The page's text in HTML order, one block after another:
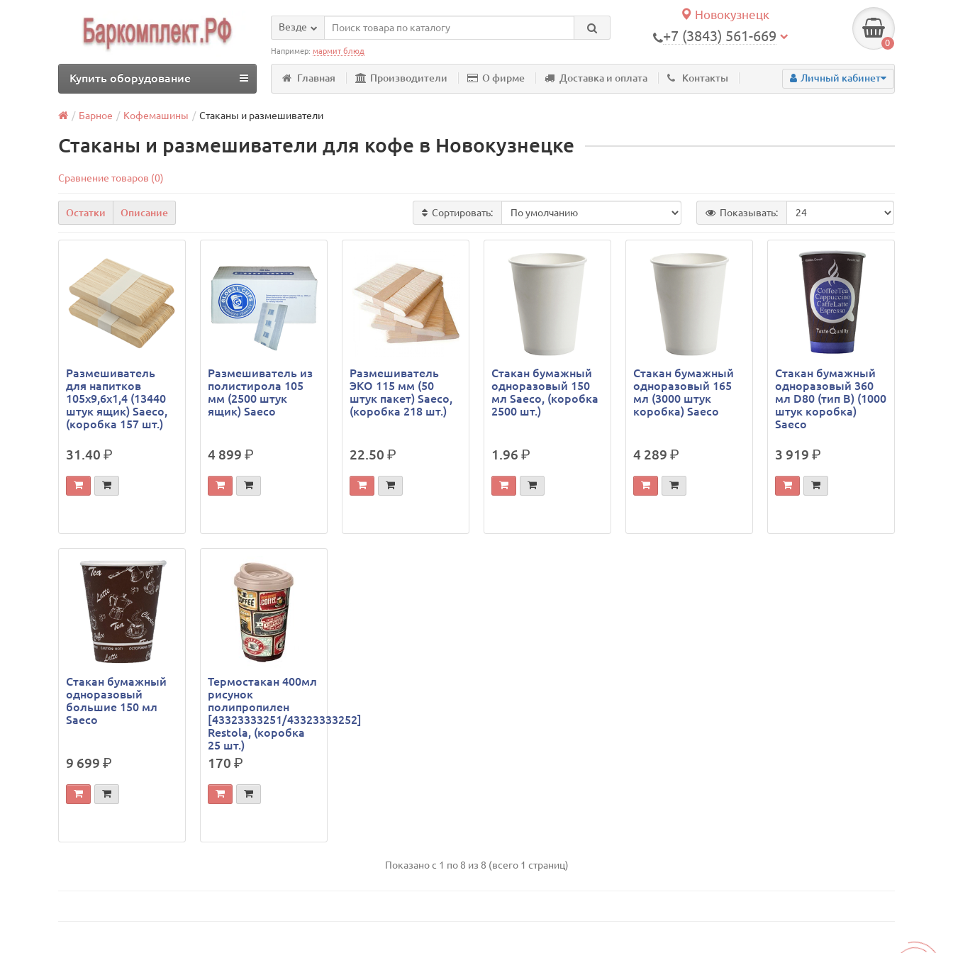
Новокузнецк
+7 (3843) 561-669 0
Везде
Например:мармит блюд
Главная Производители О фирме Доставка и оплата Контакты Личный кабинет
Купить оборудование
Барное Кофемашины Стаканы и размешиватели
Стаканы и размешиватели для кофе в Новокузнецке
Сравнение товаров (0)
Остатки Описание Сортировать: Показывать:
Размешиватель
для напитков
105х9,6х1,4 (13440
штук ящик) Saeco,
(коробка 157 шт.)
31.40р.
Размешиватель из
полистирола 105
мм (2500 штук
ящик) Saeco
4 899р.
Размешиватель
ЭКО 115 мм (50
штук пакет) Saeco,
(коробка 218 шт.)
22.50р.
Стакан бумажный
одноразовый 150
мл Saeco, (коробка
2500 шт.)
1.96 р.
Стакан бумажный
одноразовый 165
мл (3000 штук
коробка) Saeco
4 289 р.
Стакан бумажный
одноразовый 360
мл D80 (тип В) (1000
штук коробка)
Saeco
3 919 р.
Стакан бумажный
одноразовый
большие 150 мл
Saeco
9 699р.
Термостакан 400мл
рисунок
полипропилен
[43323333251/43323333252]
Restola, (коробка
25 шт.)
170р.
Показано с 1 по 8 из 8 (всего 1 страниц)